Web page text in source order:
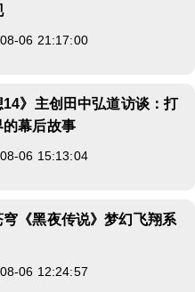
06 21:17:00
》主创田中弘道访谈：打
幕后故事
06 15:13:04
《黑夜传说》梦幻飞翔系
06 12:24:57